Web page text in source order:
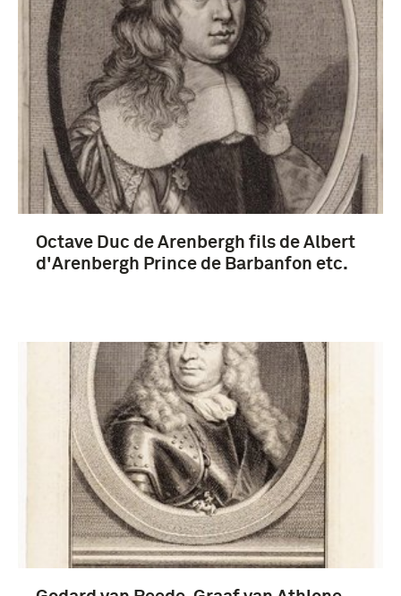
boek (845)
biografie (31)
tentoonstellingscatalogus (14)
artikel (6)
Meer
1651-1700 (935)
1701-1750 (253)
1601-1650 (221)
1751-1800 (105)
Meer
Lodewijk XIV (koning van Frankrijk) (32)
Octave Duc de Arenbergh fils de Albert
d'Arenbergh Prince de Barbanfon etc.